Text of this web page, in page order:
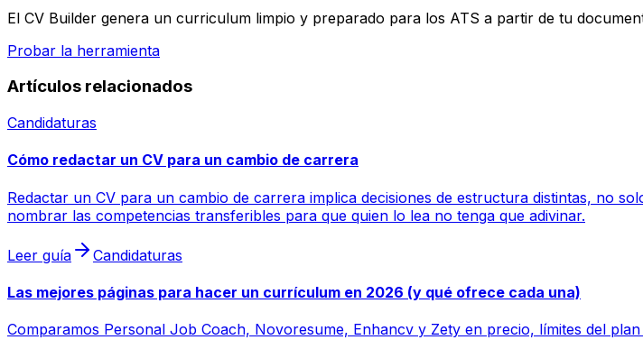
El CV Builder genera un curriculum limpio y preparado para los ATS a partir de tu
Probar la herramienta
Artículos relacionados
Candidaturas
Cómo redactar un CV para un cambio de carrera
Redactar un CV para un cambio de carrera implica decisiones de estructura distintas, no
nombrar las competencias transferibles para que quien lo lea no tenga que adivinar.
Leer guía Candidaturas
Las mejores páginas para hacer un currículum en 2026 (y qué ofrece cada una)
Comparamos Personal Job Coach, Novoresume, Enhancv y Zety en precio, límites del